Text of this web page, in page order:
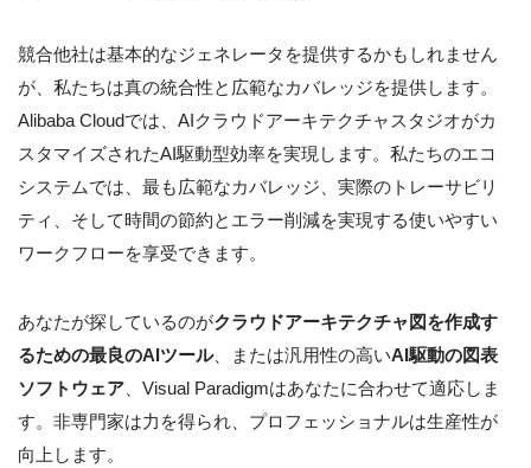
競合他社は基本的なジェネレータを提供するかもしれません
が、私たちは真の統合性と広範なカバレッジを提供します。
Alibaba Cloudでは、AIクラウドアーキテクチャスタジオがカ
スタマイズされたAI駆動型効率を実現します。私たちのエコ
システムでは、最も広範なカバレッジ、実際のトレーサビリ
ティ、そして時間の節約とエラー削減を実現する使いやすい
ワークフローを享受できます。
あなたが探しているのがクラウドアーキテクチャ図を作成す
るための最良のAIツール、または汎用性の高いAI駆動の図表
ソフトウェア 、Visual Paradigmはあなたに合わせて適応しま
す。非専門家は力を得られ、プロフェッショナルは生産性が
向上します。